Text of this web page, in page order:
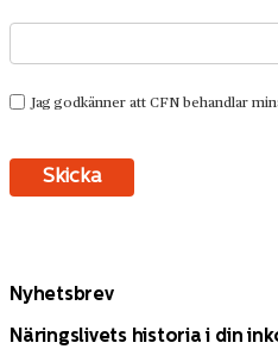
Nyhetsbrev
Näringslivets historia i din